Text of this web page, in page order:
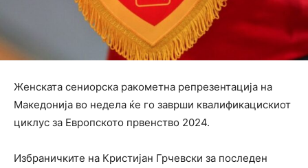
Женската сениорска ракометна репрезентација на
Македонија во недела ќе го заврши квалификацискиот
циклус за Европското првенство 2024.
Избраничките на Кристијан Грчевски за последен